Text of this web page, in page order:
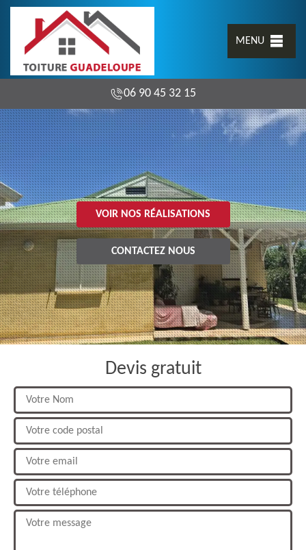
MENU
06 90 45 32 15
VOIR NOS RÉALISATIONS
CONTACTEZ NOUS
Devis gratuit